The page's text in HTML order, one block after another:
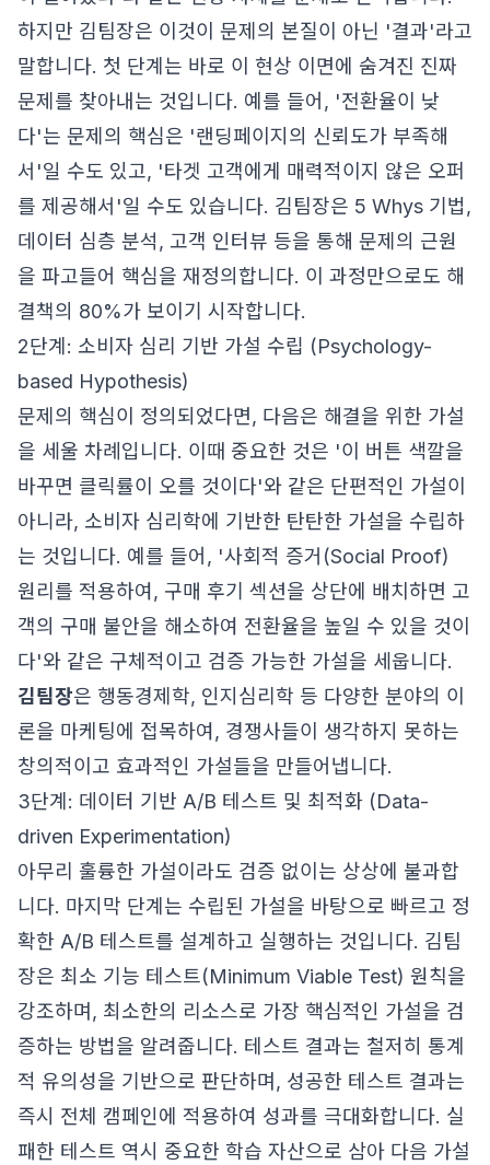
하지만 김팀장은 이것이 문제의 본질이 아닌 '결과'라고
말합니다. 첫 단계는 바로 이 현상 이면에 숨겨진 진짜
문제를 찾아내는 것입니다. 예를 들어, '전환율이 낮
다'는 문제의 핵심은 '랜딩페이지의 신뢰도가 부족해
서'일 수도 있고, '타겟 고객에게 매력적이지 않은 오퍼
를 제공해서'일 수도 있습니다. 김팀장은 5 Whys 기법,
데이터 심층 분석, 고객 인터뷰 등을 통해 문제의 근원
을 파고들어 핵심을 재정의합니다. 이 과정만으로도 해
결책의 80%가 보이기 시작합니다.
2단계: 소비자 심리 기반 가설 수립 (Psychology-
based Hypothesis)
문제의 핵심이 정의되었다면, 다음은 해결을 위한 가설
을 세울 차례입니다. 이때 중요한 것은 '이 버튼 색깔을
바꾸면 클릭률이 오를 것이다'와 같은 단편적인 가설이
아니라, 소비자 심리학에 기반한 탄탄한 가설을 수립하
는 것입니다. 예를 들어, '사회적 증거(Social Proof)
원리를 적용하여, 구매 후기 섹션을 상단에 배치하면 고
객의 구매 불안을 해소하여 전환율을 높일 수 있을 것이
다'와 같은 구체적이고 검증 가능한 가설을 세웁니다.
김팀장은 행동경제학, 인지심리학 등 다양한 분야의 이
론을 마케팅에 접목하여, 경쟁사들이 생각하지 못하는
창의적이고 효과적인 가설들을 만들어냅니다.
3단계: 데이터 기반 A/B 테스트 및 최적화 (Data-
driven Experimentation)
아무리 훌륭한 가설이라도 검증 없이는 상상에 불과합
니다. 마지막 단계는 수립된 가설을 바탕으로 빠르고 정
확한 A/B 테스트를 설계하고 실행하는 것입니다. 김팀
장은 최소 기능 테스트(Minimum Viable Test) 원칙을
강조하며, 최소한의 리소스로 가장 핵심적인 가설을 검
증하는 방법을 알려줍니다. 테스트 결과는 철저히 통계
적 유의성을 기반으로 판단하며, 성공한 테스트 결과는
즉시 전체 캠페인에 적용하여 성과를 극대화합니다. 실
패한 테스트 역시 중요한 학습 자산으로 삼아 다음 가설